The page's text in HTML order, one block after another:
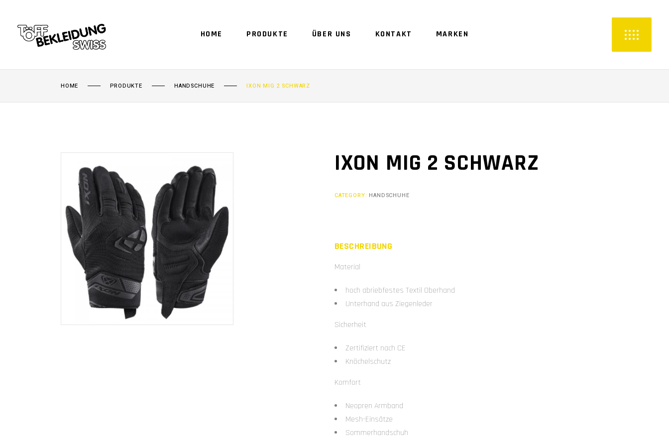
HOME PRODUKTE ÜBER UNS KONTAKT MARKEN
HOME PRODUKTE HANDSCHUHE IXON MIG 2 SCHWARZ
IXON MIG 2 SCHWARZ
CATEGORY: HANDSCHUHE
BESCHREIBUNG
Material
hoch abriebfestes Textil Oberhand
Unterhand aus Ziegenleder
Sicherheit
Zertifiziert nach CE
Knöchelschutz
Komfort
Neopren Armband
Mesh-Einsätze
Sommerhandschuh